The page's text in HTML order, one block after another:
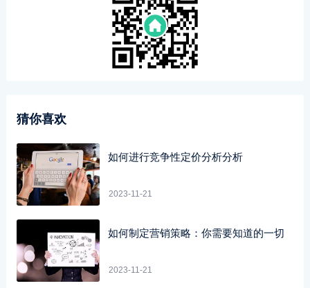
猜你喜欢
如何进行竞争性定价分析分析
2023-11-21
如何制定营销策略：你需要知道的一切
2023-11-21